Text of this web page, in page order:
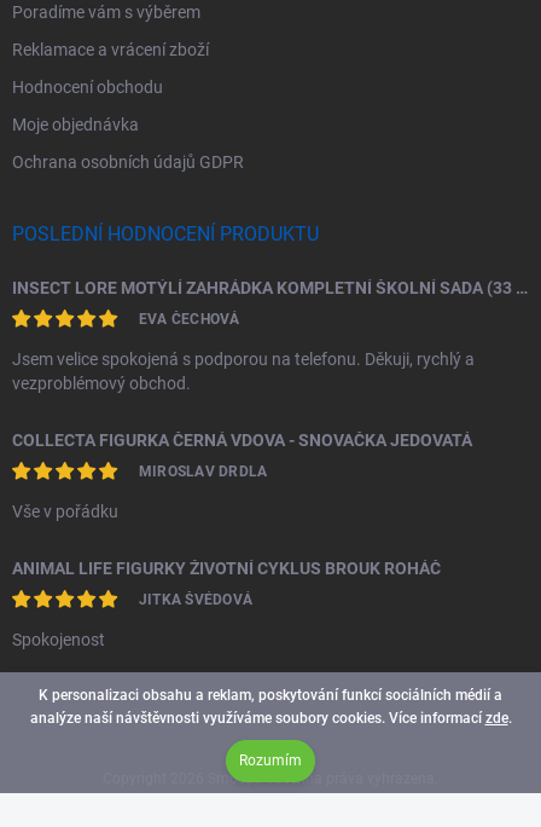
K personalizaci obsahu a reklam, poskytování funkcí sociálních médií a
analýze naší návštěvnosti využíváme soubory cookies. Více informacízde.
Rozumím
Poradíme vám s výběrem
Reklamace a vrácení zboží
Hodnocení obchodu
Moje objednávka
Ochrana osobních údajů GDPR
POSLEDNÍ HODNOCENÍ PRODUKTU
INSECT LORE MOTÝLÍ ZAHRÁDKA KOMPLETNÍ ŠKOLNÍ SADA (33 HOUSENEK)
EVA ČECHOVÁ
Jsem velice spokojená s podporou na telefonu. Děkuji, rychlý a
vezproblémový obchod.
COLLECTA FIGURKA ČERNÁ VDOVA - SNOVAČKA JEDOVATÁ
MIROSLAV DRDLA
Vše v pořádku
ANIMAL LIFE FIGURKY ŽIVOTNÍ CYKLUS BROUK ROHÁČ
JITKA ŠVÉDOVÁ
Spokojenost
Smoopi. Všechna práva vyhrazena.